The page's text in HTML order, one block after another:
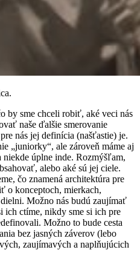
by sme chceli robiť, aké veci nás
naše ďalšie smerovanie
nás jej definícia (našťastie) je.
„juniorky“, ale zároveň máme aj
niekde úplne inde. Rozmýšľam,
alebo aké sú jej ciele.
čo znamená architektúra pre
o konceptoch, mierkach,
Možno nás budú zaujímať
ich ctíme, nikdy sme si ich pre
Možno to bude cesta
bez jasných záverov (lebo
zaujímavých a naplňujúcich